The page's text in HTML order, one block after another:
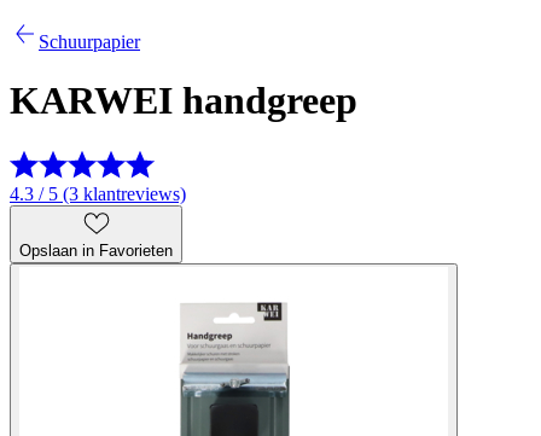
Schuurpapier
KARWEI handgreep
4.3 / 5 (3 klantreviews)
Opslaan in Favorieten